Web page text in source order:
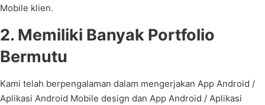
Mobile klien.
2. Memiliki Banyak Portfolio
Bermutu
Kami telah berpengalaman dalam mengerjakan App Android /
Aplikasi Android Mobile design dan App Android / Aplikasi